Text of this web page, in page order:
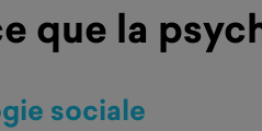
que la
sociale